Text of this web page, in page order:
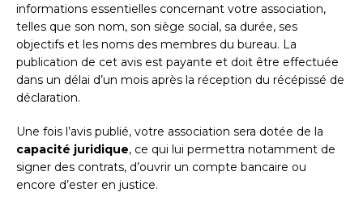
informations essentielles concernant votre association,
telles que son nom, son siège social, sa durée, ses
objectifs et les noms des membres du bureau. La
publication de cet avis est payante et doit être effectuée
dans un délai d’un mois après la réception du récépissé de
déclaration.
Une fois l’avis publié, votre association sera dotée de la
capacité juridique, ce qui lui permettra notamment de
signer des contrats, d’ouvrir un compte bancaire ou
encore d’ester en justice.